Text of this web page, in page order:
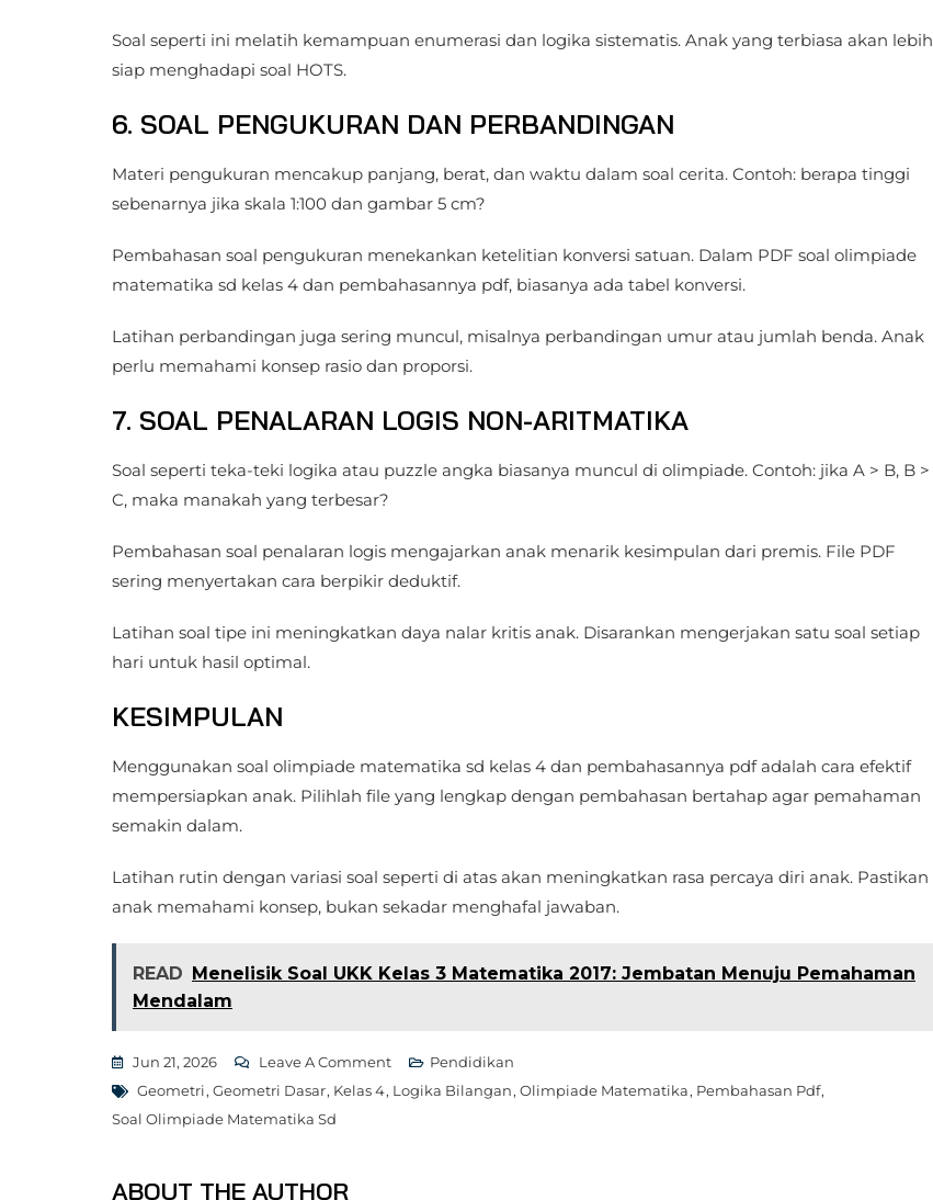
Soal seperti ini melatih kemampuan enumerasi dan logika sistematis. Anak yang terbiasa akan lebih
siap menghadapi soal HOTS.
6. SOAL PENGUKURAN DAN PERBANDINGAN
Materi pengukuran mencakup panjang, berat, dan waktu dalam soal cerita. Contoh: berapa tinggi
sebenarnya jika skala 1:100 dan gambar 5 cm?
Pembahasan soal pengukuran menekankan ketelitian konversi satuan. Dalam PDF soal olimpiade
matematika sd kelas 4 dan pembahasannya pdf, biasanya ada tabel konversi.
Latihan perbandingan juga sering muncul, misalnya perbandingan umur atau jumlah benda. Anak
perlu memahami konsep rasio dan proporsi.
7. SOAL PENALARAN LOGIS NON-ARITMATIKA
Soal seperti teka-teki logika atau puzzle angka biasanya muncul di olimpiade. Contoh: jika A > B, B >
C, maka manakah yang terbesar?
Pembahasan soal penalaran logis mengajarkan anak menarik kesimpulan dari premis. File PDF
sering menyertakan cara berpikir deduktif.
Latihan soal tipe ini meningkatkan daya nalar kritis anak. Disarankan mengerjakan satu soal setiap
hari untuk hasil optimal.
KESIMPULAN
Menggunakan soal olimpiade matematika sd kelas 4 dan pembahasannya pdf adalah cara efektif
mempersiapkan anak. Pilihlah file yang lengkap dengan pembahasan bertahap agar pemahaman
semakin dalam.
Latihan rutin dengan variasi soal seperti di atas akan meningkatkan rasa percaya diri anak. Pastikan
anak memahami konsep, bukan sekadar menghafal jawaban.
READ Menelisik Soal UKK Kelas 3 Matematika 2017: Jembatan Menuju Pemahaman
Mendalam
Jun 21, 2026 Leave A CommentOn
Rahasia
Pendidikan
Tags
Geometri, Geometri Dasar, Kelas 4, Logika Bilangan, Olimpiade Matematika, Pembahasan Pdf,
Soal Olimpiade Matematika Sd
ABOUT THE AUTHOR